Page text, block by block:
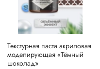
Текстурная паста акриловая
моделирующая «Тёмный
шоколад»